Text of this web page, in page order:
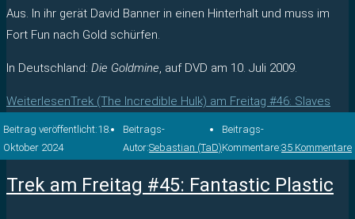
Aus. In ihr gerät David Banner in einen Hinterhalt und muss im
Fort Fun nach Gold schürfen.
In Deutschland: Die Goldmine, auf DVD am 10. Juli 2009.
WeiterlesenTrek (The Incredible Hulk) am Freitag #46: Slaves
Beitrag veröffentlicht:18.
Oktober 2024
Beitrags-
Autor:Sebastian (TaD)
Beitrags-
Kommentare:35 Kommentare
Trek am Freitag #45: Fantastic Plastic